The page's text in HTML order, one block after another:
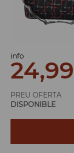
info
24,99
PREU OFERTA
DISPONIBLE